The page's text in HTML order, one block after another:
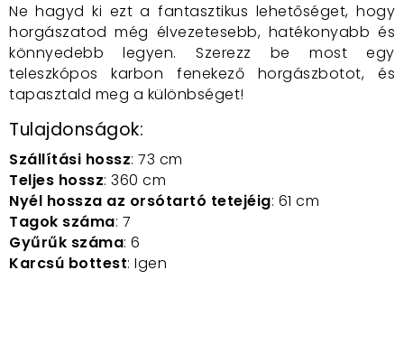
Ne hagyd ki ezt a fantasztikus lehetőséget, hogy
horgászatod még élvezetesebb, hatékonyabb és
könnyedebb legyen. Szerezz be most egy
teleszkópos karbon fenekező horgászbotot, és
tapasztald meg a különbséget!
Tulajdonságok:
Szállítási hossz: 73 cm
Teljes hossz: 360 cm
Nyél hossza az orsótartó tetejéig: 61 cm
Tagok száma: 7
Gyűrűk száma: 6
Karcsú bottest: Igen